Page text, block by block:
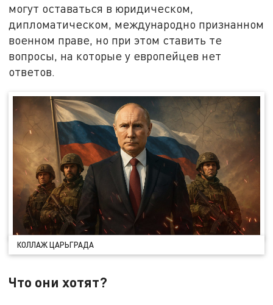
могут оставаться в юридическом,
дипломатическом, международно признанном
военном праве, но при этом ставить те
вопросы, на которые у европейцев нет
ответов.
КОЛЛАЖ ЦАРЬГРАДА
Что они хотят?